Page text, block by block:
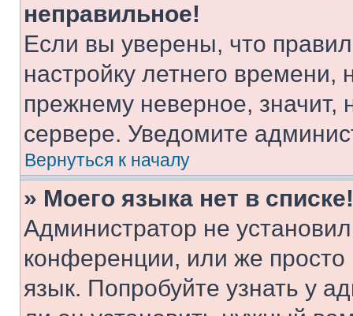
неправильное!
Если вы уверены, что
настройку летнего
прежнему неверное, значит,
сервере. Уведомите
Вернуться к началу
» Моего языка нет в списке!
Администратор не
конференции, или же
язык. Попробуйте узнать у